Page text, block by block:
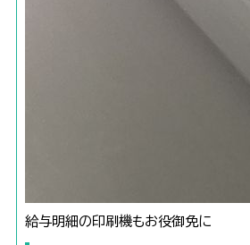
給与明細の印刷機もお役御免に